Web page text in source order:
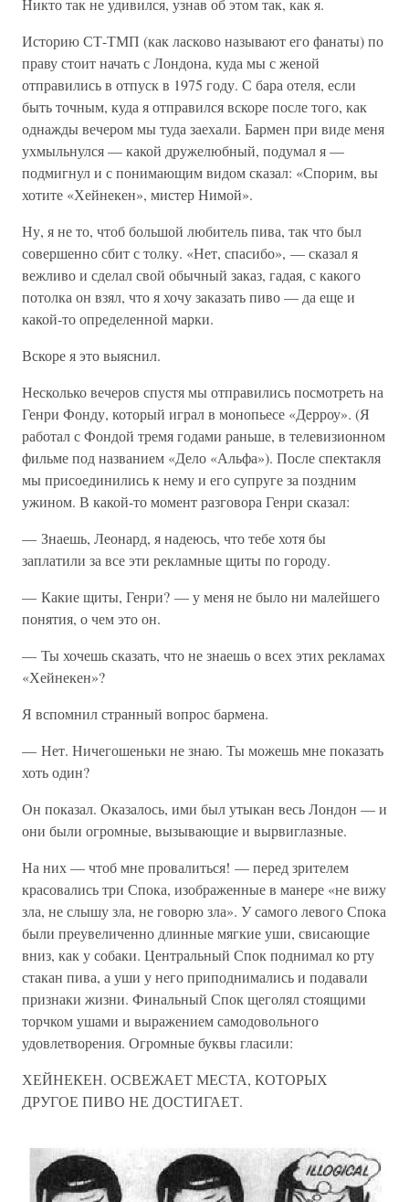
Никто так не удивился, узнав об этом так, как я.
Историю СТ-ТМП (как ласково называют его фанаты) по
праву стоит начать с Лондона, куда мы с женой
отправились в отпуск в 1975 году. С бара отеля, если
быть точным, куда я отправился вскоре после того, как
однажды вечером мы туда заехали. Бармен при виде меня
ухмыльнулся — какой дружелюбный, подумал я —
подмигнул и с понимающим видом сказал: «Спорим, вы
хотите «Хейнекен», мистер Нимой».
Ну, я не то, чтоб большой любитель пива, так что был
совершенно сбит с толку. «Нет, спасибо», — сказал я
вежливо и сделал свой обычный заказ, гадая, с какого
потолка он взял, что я хочу заказать пиво — да еще и
какой-то определенной марки.
Вскоре я это выяснил.
Несколько вечеров спустя мы отправились посмотреть на
Генри Фонду, который играл в монопьесе «Дeрроу». (Я
работал с Фондой тремя годами раньше, в телевизионном
фильме под названием «Дело «Альфа»). После спектакля
мы присоединились к нему и его супруге за поздним
ужином. В какой-то момент разговора Генри сказал:
— Знаешь, Леонард, я надеюсь, что тебе хотя бы
заплатили за все эти рекламные щиты по городу.
— Какие щиты, Генри? — у меня не было ни малейшего
понятия, о чем это он.
— Ты хочешь сказать, что не знаешь о всех этих рекламах
«Хейнекен»?
Я вспомнил странный вопрос бармена.
— Нет. Ничегошеньки не знаю. Ты можешь мне показать
хоть один?
Он показал. Оказалось, ими был утыкан весь Лондон — и
они были огромные, вызывающие и вырвиглазные.
На них — чтоб мне провалиться! — перед зрителем
красовались три Спока, изображенные в манере «не вижу
зла, не слышу зла, не говорю зла». У самого левого Спока
были преувеличенно длинные мягкие уши, свисающие
вниз, как у собаки. Центральный Спок поднимал ко рту
стакан пива, а уши у него приподнимались и подавали
признаки жизни. Финальный Спок щеголял стоящими
торчком ушами и выражением самодовольного
удовлетворения. Огромные буквы гласили:
ХЕЙНЕКЕН. ОСВЕЖАЕТ МЕСТА, КОТОРЫХ
ДРУГОЕ ПИВО НЕ ДОСТИГАЕТ.